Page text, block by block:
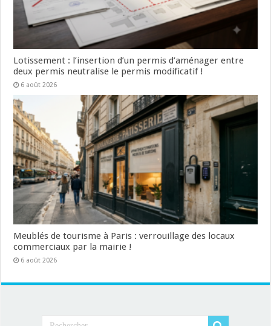
Lotissement : l’insertion d’un permis d’aménager entre
deux permis neutralise le permis modificatif !
6 août 2026
Meublés de tourisme à Paris : verrouillage des locaux
commerciaux par la mairie !
6 août 2026